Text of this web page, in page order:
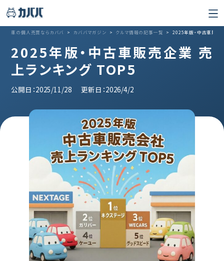
車の個人売買ならカババ > カババマガジン > クルマ情報の記事一覧 > 2025年版・中古車販売
2025年版・中古車販売企業 売
上ランキング TOP5
公開日：2025/11/28 更新日：2026/4/2